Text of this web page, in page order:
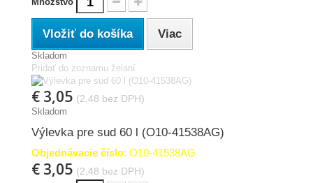
Vložiť do košíka Viac
Skladom
Pridať do zoznamu želaní
€ 3,05 (2,48 bez DPH)
Skladom
Výlevka pre sud 60 l (O10-41538AG)
Objednávacie číslo: O10-41538AG
€ 3,05 (2,48 bez DPH)